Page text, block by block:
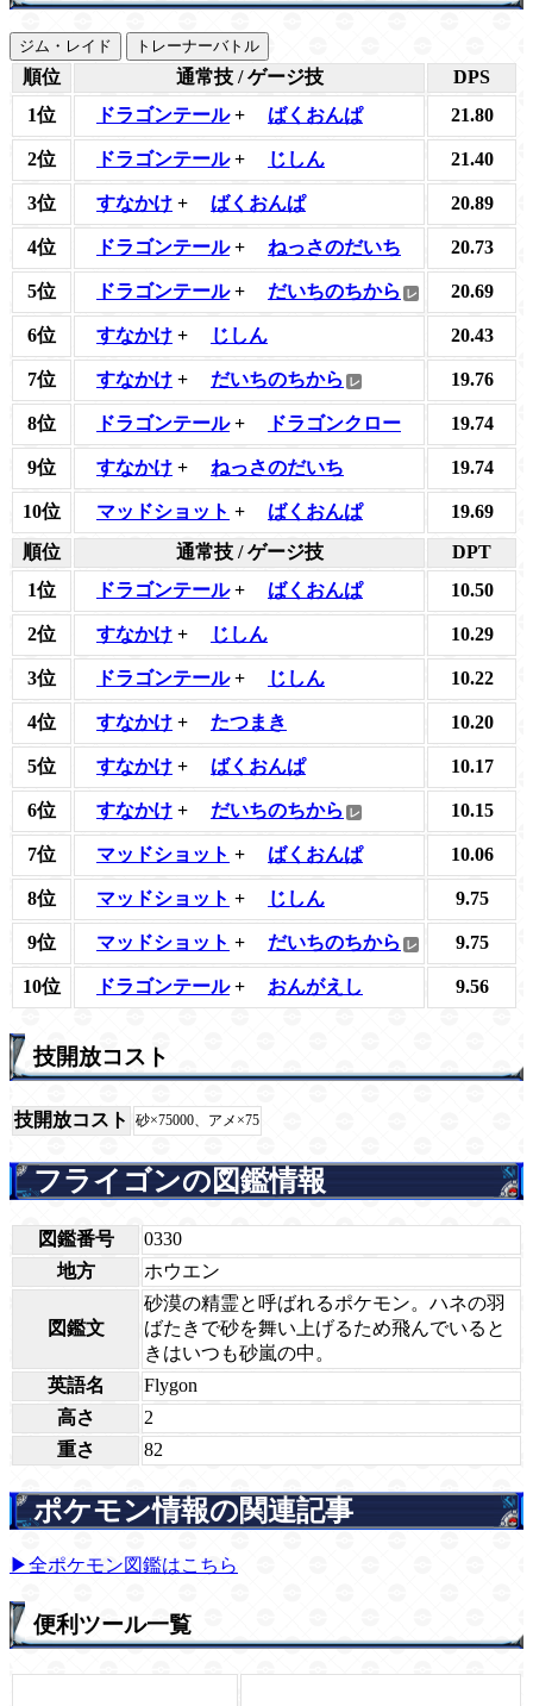
ジム・レイド トレーナーバトル
順位 通常技 / ゲージ技
DPS
1位
ドラゴンテール+ ばくおんぱ 21.80
2位 ドラゴンテール+ じしん 21.40
3位 すなかけ + ばくおんぱ 20.89
4位 ドラゴンテール+ ねっさのだいち 20.73
5位 ドラゴンテール+ だいちのちから 20.69
6位 すなかけ + じしん 20.43
7位 すなかけ + だいちのちから 19.76
8位 ドラゴンテール+ ドラゴンクロー 19.74
9位 すなかけ + ねっさのだいち 19.74
10位 マッドショット + ばくおんぱ
19.69
順位
通常技 / ゲージ技
DPT
1位
ドラゴンテール+ ばくおんぱ 10.50
2位 すなかけ + じしん 10.29
3位 ドラゴンテール+ じしん 10.22
4位 すなかけ + たつまき 10.20
5位 すなかけ + ばくおんぱ 10.17
6位 すなかけ + だいちのちから 10.15
7位 マッドショット + ばくおんぱ 10.06
8位 マッドショット + じしん 9.75
9位 マッドショット + だいちのちから 9.75
10位 ドラゴンテール+ おんがえし 9.56
技開放コスト
技開放コスト 砂×75000、アメ×75
フライゴンの図鑑情報
図鑑番号
0330
地方
ホウエン
図鑑文
砂漠の精霊と呼ばれるポケモン。ハネの羽
ばたきで砂を舞い上げるため飛んでいると
きはいつも砂嵐の中。
英語名
Flygon
高さ
2
重さ
82
ポケモン情報の関連記事
▶全ポケモン図鑑はこちら
便利ツール一覧